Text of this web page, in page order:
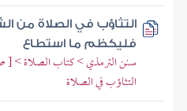
التثاؤب في الصلاة من
فليكظم ما استطاع
سنن الترمذي > كتاب الصلاة > [
التثاؤب في الصلاة